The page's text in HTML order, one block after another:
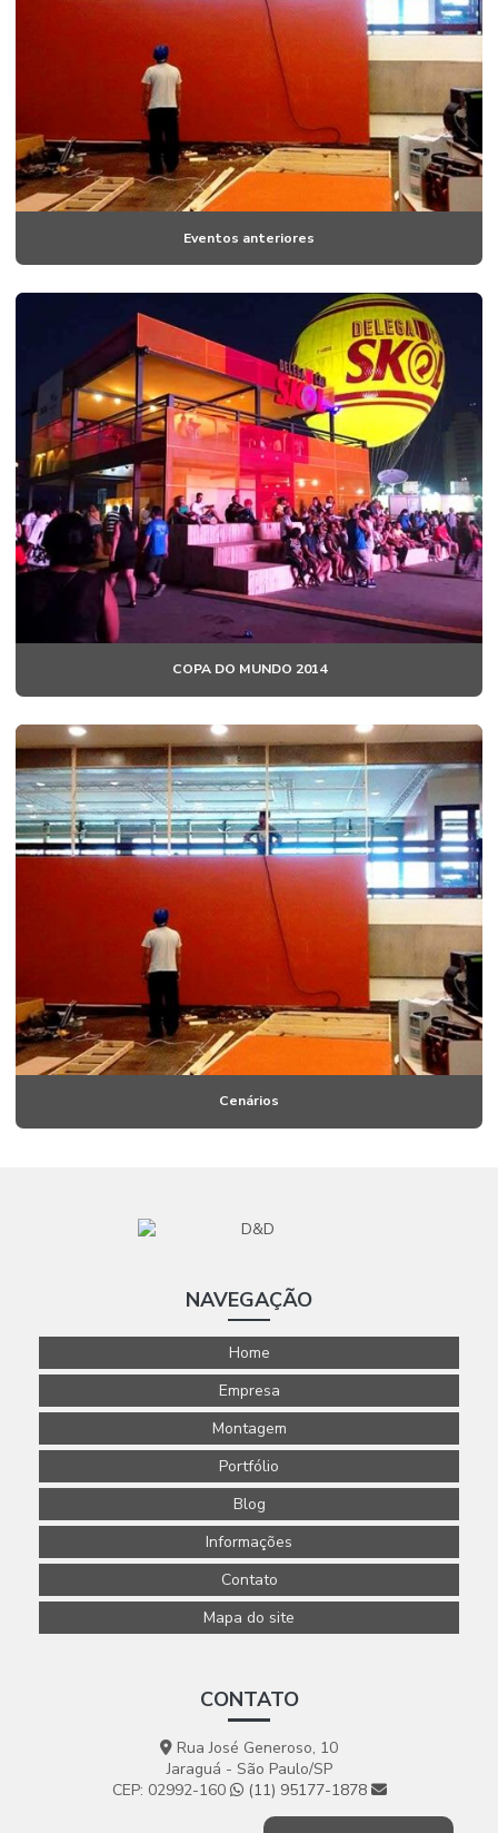
Eventos anteriores
COPA DO MUNDO 2014
Cenários
NAVEGAÇÃO
Home
Empresa
Montagem
Portfólio
Blog
Informações
Contato
Mapa do site
CONTATO
Rua José Generoso, 10
Jaraguá - São Paulo/SP
CEP: 02992-160
(11) 95177-1878